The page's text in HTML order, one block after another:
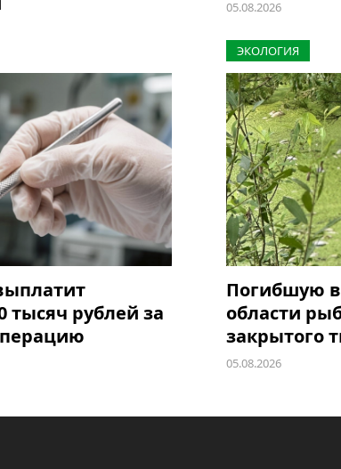
05.08.2026
тысяч рублей за
ЭКОЛОГИЯ
Погибшую
области
закрытого
05.08.2026